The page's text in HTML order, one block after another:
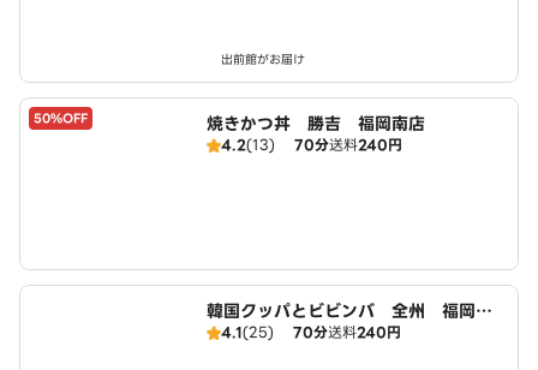
出前館がお届け
50%OFF 焼きかつ丼 勝吉 福岡南店
4.2(13) 70分送料240円
韓国クッパとビビンバ 全州 福岡南
店4.1(25) 70分送料240円